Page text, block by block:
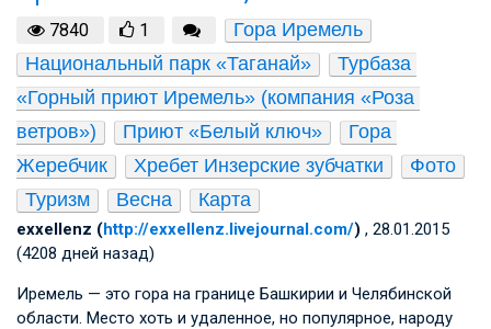
7840 1
Гора Иремель
Национальный парк «Таганай»
Турбаза
«Горный приют Иремель» (компания «Роза
ветров»)
Приют «Белый ключ»
Гора
Жеребчик
Хребет Инзерские зубчатки
Фото
Туризм
Весна Карта
exxellenz (http://exxellenz.livejournal.com/) , 28.01.2015
(4208 дней назад)
Иремель — это гора на границе Башкирии и Челябинской
области. Место хоть и удаленное, но популярное, народу